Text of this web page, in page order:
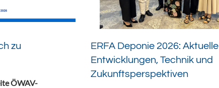
zu
ÖWAV-
ERFA Deponie 2026: Aktuelle
Entwicklungen, Technik und
Zukunftsperspektiven